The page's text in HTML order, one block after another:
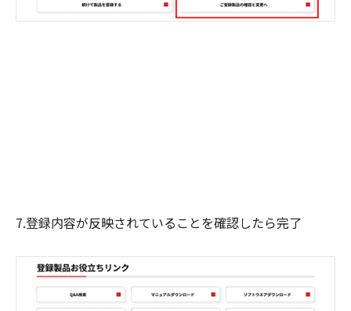
7.登録内容が反映されていることを確認したら完了